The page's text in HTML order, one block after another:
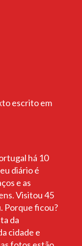
escrito em
há 10
diário é
e as
Visitou 45
Porque ficou?
da
cidade e